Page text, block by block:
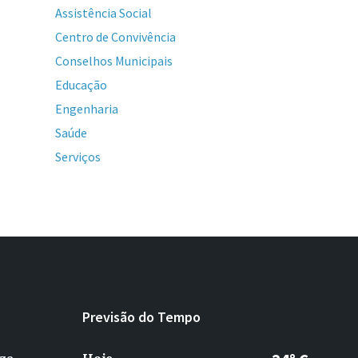
Assistência Social
Centro de Convivência
Conselhos Municipais
Educação
Engenharia
Saúde
Serviços
Previsão do Tempo